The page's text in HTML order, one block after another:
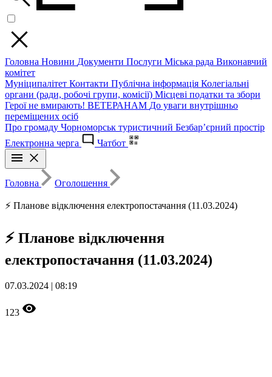
Головна Новини Документи Послуги Міська рада Виконавчий
комітет
Муніципалітет Контакти Публічна інформація Колегіальні
органи (ради, робочі групи, комісії) Місцеві податки та збори
Герої не вмирають! ВЕТЕРАНАМ До уваги внутрішньо
переміщених осіб
Про громаду Чорноморськ туристичний Безбар’єрний простір
Електронна черга
Чатбот
Головна Оголошення
⚡ Планове відключення електропостачання (11.03.2024)
⚡ Планове відключення
електропостачання (11.03.2024)
07.03.2024 | 08:19
123